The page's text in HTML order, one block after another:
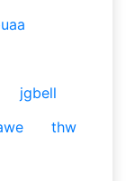
jgbell
thw